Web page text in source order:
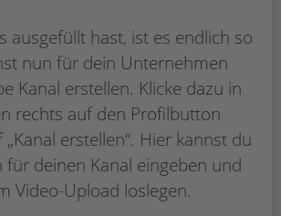
ausgefüllt hast, ist es endlich so
nun für dein Unternehmen
Kanal erstellen. Klicke dazu in
rechts auf den Profilbutton
erstellen“. Hier kannst du
für deinen Kanal eingeben und
Video-Upload loslegen.